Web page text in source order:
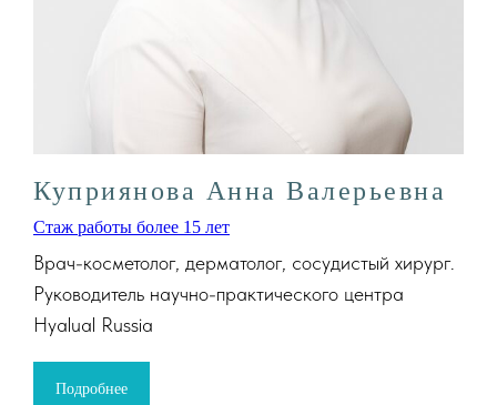
Куприянова Анна Валерьевна
Стаж работы более 15 лет
Врач-косметолог, дерматолог, сосудистый хирург.
Руководитель научно-практического центра
Hyalual Russia
Подробнее